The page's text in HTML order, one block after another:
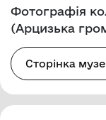
Фотографія
(Арцизька
Сторінка